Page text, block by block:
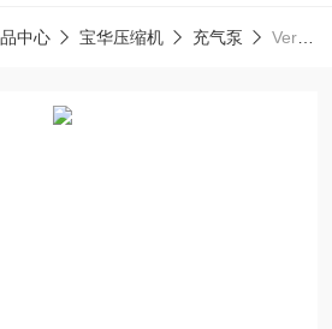
中心 宝华压缩机 充气泵 Verticus5-330barVerticus5呼吸空气压缩机宝华充气泵